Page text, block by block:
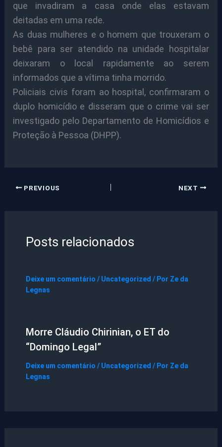
que invadiram a casa onde elas estavam
deitadas em uma rede.
As duas mulheres e o homem que trouxeram o
bebê para ser atendido na unidade hospitalar
deixaram o local rapidamente ao serem
informados que a vítima tinha morrido.
Policiais civis foram ao hospital, confirmaram o
duplo homicídio e disseram que o crime vai ser
investigado pelo Departamento de Homicídios e
Proteção à Pessoa (DHPP).
PREVIOUS NEXT
Posts relacionados
Deixe um comentário / Uncategorized / Por Ze da
Legnas
Morre Cláudio Chirinian, o ET do
“Domingo Legal”
Deixe um comentário / Uncategorized / Por Ze da
Legnas